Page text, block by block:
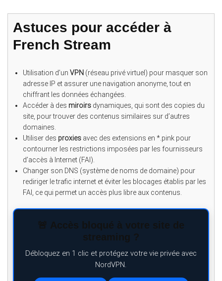
Astuces pour accéder à
French Stream
Utilisation d’un VPN (réseau privé virtuel) pour masquer son
adresse IP et assurer une navigation anonyme, tout en
chiffrant les données échangées.
Accéder à des miroirs dynamiques, qui sont des copies du
site, pour trouver des contenus similaires sur d’autres
domaines.
Utiliser des proxies avec des extensions en *.pink pour
contourner les restrictions imposées par les fournisseurs
d’accès à Internet (FAI).
Changer son DNS (système de noms de domaine) pour
rediriger le trafic internet et éviter les blocages établis par les
FAI, ce qui permet un accès plus libre aux contenus.
🚨 Accès bloqué à votre site de
streaming ?
Débloquez en 1 clic et protégez votre vie privée avec
NordVPN.